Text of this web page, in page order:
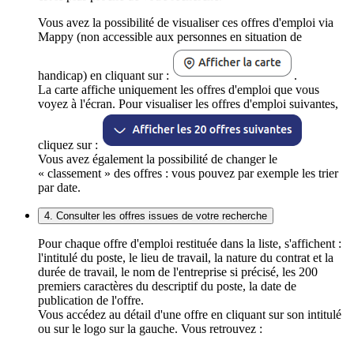
Vous avez la possibilité de visualiser ces offres d'emploi via
Mappy (non accessible aux personnes en situation de
handicap) en cliquant sur :
.
La carte affiche uniquement les offres d'emploi que vous
voyez à l'écran. Pour visualiser les offres d'emploi suivantes,
cliquez sur :
Vous avez également la possibilité de changer le
« classement » des offres : vous pouvez par exemple les trier
par date.
4. Consulter les offres issues de votre recherche
Pour chaque offre d'emploi restituée dans la liste, s'affichent :
l'intitulé du poste, le lieu de travail, la nature du contrat et la
durée de travail, le nom de l'entreprise si précisé, les 200
premiers caractères du descriptif du poste, la date de
publication de l'offre.
Vous accédez au détail d'une offre en cliquant sur son intitulé
ou sur le logo sur la gauche. Vous retrouvez :